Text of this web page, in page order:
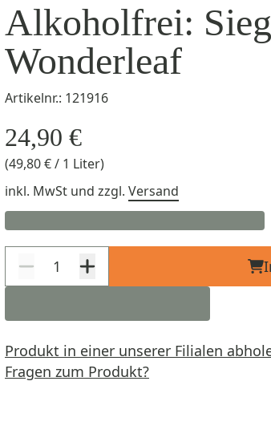
Alkoholfrei:
Wonderleaf
Artikelnr.: 121916
24,90 €
(49,80 € / 1 Liter)
inkl. MwSt und zzgl. Versand
Produkt in einer unserer Filialen
Fragen zum Produkt?